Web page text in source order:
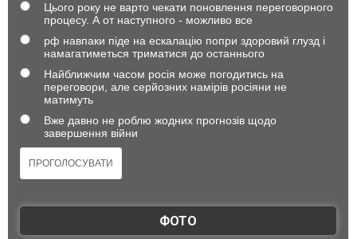
Цього року не варто чекати поновлення переговорного
процесу. А от наступного - можливо все
рф навпаки піде на ескалацію попри здоровий глузд і
намагатиметься триматися до останнього
Найближчим часом росія може погодитись на
переговори, але серйозних намірів росіяни не
матимуть
Вже давно не роблю жодних прогнозів щодо
завершення війни
ФОТО